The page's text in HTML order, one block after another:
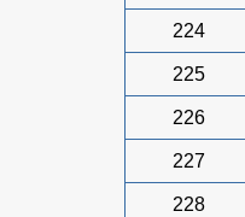
224
225
226
227
228